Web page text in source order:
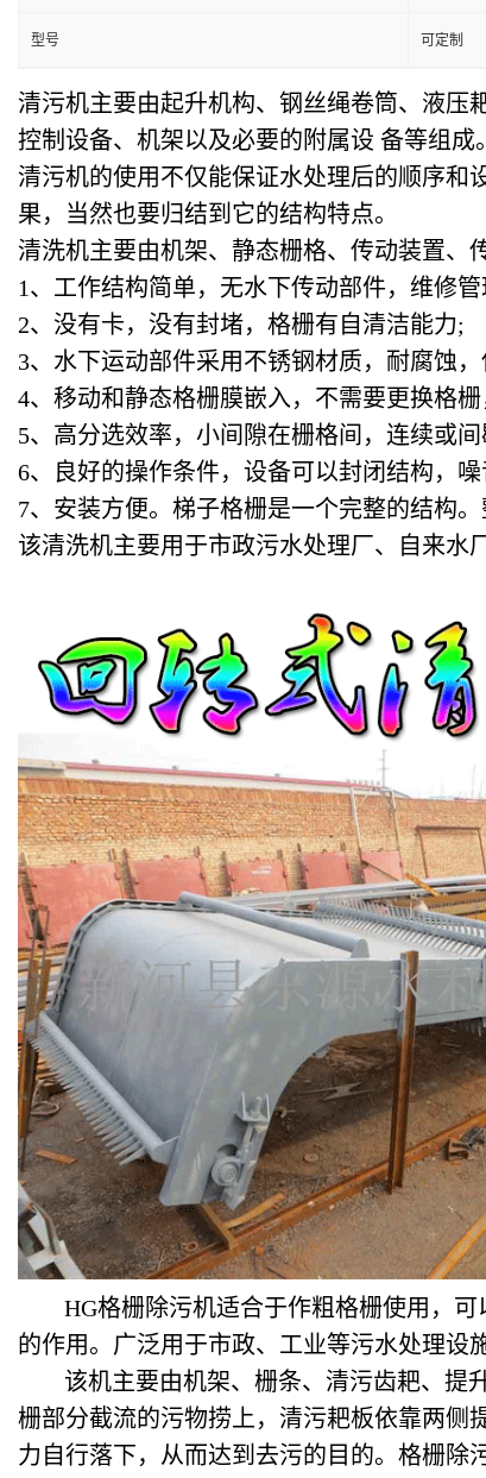
型号 可定制
清污机主要由起升机构、钢丝绳卷筒、液压
控制设备、机架以及必要的附属设 备等组成
清污机的使用不仅能保证水处理后的顺序和
果，当然也要归结到它的结构特点。
清洗机主要由机架、静态栅格、传动装置、
1、工作结构简单，无水下传动部件，维修管
2、没有卡，没有封堵，格栅有自清洁能力;
3、水下运动部件采用不锈钢材质，耐腐蚀，
4、移动和静态格栅膜嵌入，不需要更换格
5、高分选效率，小间隙在栅格间，连续或间
6、良好的操作条件，设备可以封闭结构，
7、安装方便。梯子格栅是一个完整的结构
该清洗机主要用于市政污水处理厂、自来水
HG格栅除污机适合于作粗格栅使用，
的作用。广泛用于市政、工业等污水处理设
该机主要由机架、栅条、清污齿耙、提
栅部分截流的污物捞上，清污耙板依靠两侧
力自行落下，从而达到去污的目的。 格栅除